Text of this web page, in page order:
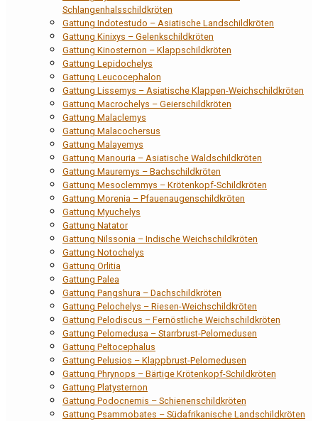
Schlangenhalsschildkröten
Gattung Indotestudo – Asiatische Landschildkröten
Gattung Kinixys – Gelenkschildkröten
Gattung Kinosternon – Klappschildkröten
Gattung Lepidochelys
Gattung Leucocephalon
Gattung Lissemys – Asiatische Klappen-Weichschildkröten
Gattung Macrochelys – Geierschildkröten
Gattung Malaclemys
Gattung Malacochersus
Gattung Malayemys
Gattung Manouria – Asiatische Waldschildkröten
Gattung Mauremys – Bachschildkröten
Gattung Mesoclemmys – Krötenkopf-Schildkröten
Gattung Morenia – Pfauenaugenschildkröten
Gattung Myuchelys
Gattung Natator
Gattung Nilssonia – Indische Weichschildkröten
Gattung Notochelys
Gattung Orlitia
Gattung Palea
Gattung Pangshura – Dachschildkröten
Gattung Pelochelys – Riesen-Weichschildkröten
Gattung Pelodiscus – Fernöstliche Weichschildkröten
Gattung Pelomedusa – Starrbrust-Pelomedusen
Gattung Peltocephalus
Gattung Pelusios – Klappbrust-Pelomedusen
Gattung Phrynops – Bärtige Krötenkopf-Schildkröten
Gattung Platysternon
Gattung Podocnemis – Schienenschildkröten
Gattung Psammobates – Südafrikanische Landschildkröten